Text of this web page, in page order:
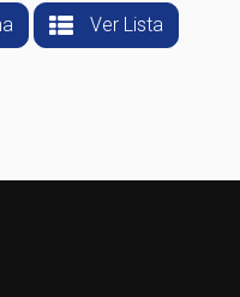
Ver Lista